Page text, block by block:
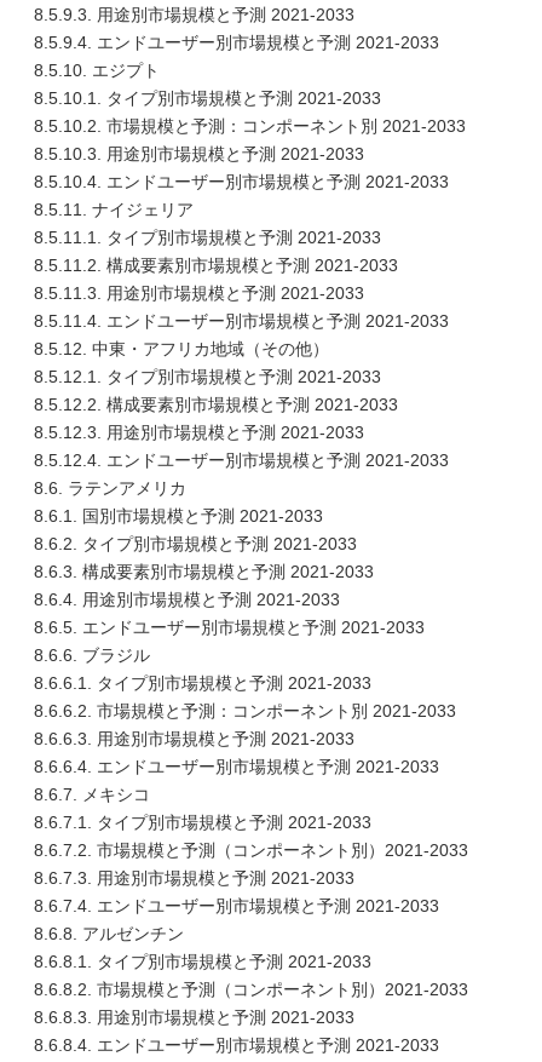
8.5.9.3. 用途別市場規模と予測 2021-2033
8.5.9.4. エンドユーザー別市場規模と予測 2021-2033
8.5.10. エジプト
8.5.10.1. タイプ別市場規模と予測 2021-2033
8.5.10.2. 市場規模と予測：コンポーネント別 2021-2033
8.5.10.3. 用途別市場規模と予測 2021-2033
8.5.10.4. エンドユーザー別市場規模と予測 2021-2033
8.5.11. ナイジェリア
8.5.11.1. タイプ別市場規模と予測 2021-2033
8.5.11.2. 構成要素別市場規模と予測 2021-2033
8.5.11.3. 用途別市場規模と予測 2021-2033
8.5.11.4. エンドユーザー別市場規模と予測 2021-2033
8.5.12. 中東・アフリカ地域（その他）
8.5.12.1. タイプ別市場規模と予測 2021-2033
8.5.12.2. 構成要素別市場規模と予測 2021-2033
8.5.12.3. 用途別市場規模と予測 2021-2033
8.5.12.4. エンドユーザー別市場規模と予測 2021-2033
8.6. ラテンアメリカ
8.6.1. 国別市場規模と予測 2021-2033
8.6.2. タイプ別市場規模と予測 2021-2033
8.6.3. 構成要素別市場規模と予測 2021-2033
8.6.4. 用途別市場規模と予測 2021-2033
8.6.5. エンドユーザー別市場規模と予測 2021-2033
8.6.6. ブラジル
8.6.6.1. タイプ別市場規模と予測 2021-2033
8.6.6.2. 市場規模と予測：コンポーネント別 2021-2033
8.6.6.3. 用途別市場規模と予測 2021-2033
8.6.6.4. エンドユーザー別市場規模と予測 2021-2033
8.6.7. メキシコ
8.6.7.1. タイプ別市場規模と予測 2021-2033
8.6.7.2. 市場規模と予測（コンポーネント別）2021-2033
8.6.7.3. 用途別市場規模と予測 2021-2033
8.6.7.4. エンドユーザー別市場規模と予測 2021-2033
8.6.8. アルゼンチン
8.6.8.1. タイプ別市場規模と予測 2021-2033
8.6.8.2. 市場規模と予測（コンポーネント別）2021-2033
8.6.8.3. 用途別市場規模と予測 2021-2033
8.6.8.4. エンドユーザー別市場規模と予測 2021-2033